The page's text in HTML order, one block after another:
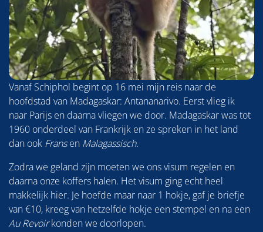
Vanaf Schiphol begint op 16 mei mijn reis naar de
hoofdstad van Madagaskar: Antananarivo. Eerst vlieg ik
naar Parijs en daarna vliegen we door. Madagaskar was tot
1960 onderdeel van Frankrijk en ze spreken in het land
dan ook Fransen Malagassisch.
Zodra we geland zijn moeten we ons visum regelen en
daarna onze koffers halen. Het visum ging echt heel
makkelijk hier. Je hoefde maar naar 1 hokje, gaf je briefje
van €10, kreeg van hetzelfde hokje een stempel en na een
Au Revoirkonden we doorlopen.